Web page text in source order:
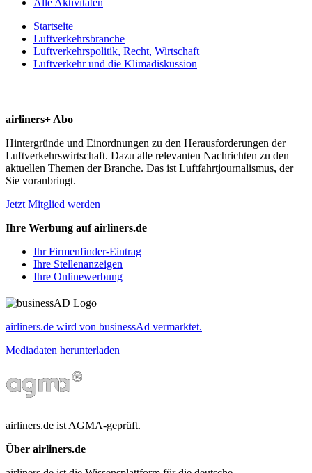
Startseite
Luftverkehrsbranche
Luftverkehrspolitik, Recht, Wirtschaft
Luftverkehr und die Klimadiskussion
airliners+ Abo
Hintergründe und Einordnungen zu den Herausforderungen der
Luftverkehrswirtschaft. Dazu alle relevanten Nachrichten zu den
aktuellen Themen der Branche. Das ist Luftfahrtjournalismus, der
Sie voranbringt.
Jetzt Mitglied werden
Ihre Werbung auf airliners.de
Ihr Firmenfinder-Eintrag
Ihre Stellenanzeigen
Ihre Onlinewerbung
airliners.de wird von businessAd vermarktet.
Mediadaten herunterladen
airliners.de ist AGMA-geprüft.
Über airliners.de